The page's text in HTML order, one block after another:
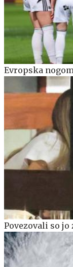
Evropska
Povezovali so jo